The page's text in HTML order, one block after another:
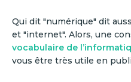
Qui dit "numérique" dit
et "internet". Alors, une
vocabulaire de
vous être très utile en